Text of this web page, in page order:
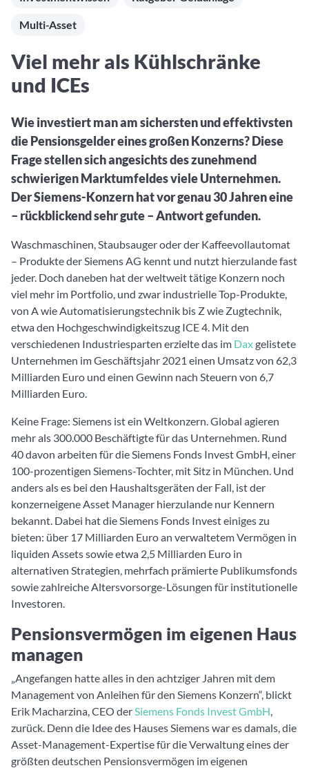
Fondswissen
investieren Sie richtig
Aktuelle Rankings und Beiträge zu den besten Fonds aus
Fondsvergleich
Übersichtlich bis zu 10 Fonds aus über 35.000
Hier sind Ihre gemerkten Produkte und aktiven
Preis-/Performance-Alarme
3. Investieren
Portfolios
Eigene Portfolios und jene, denen Sie folgen
Finanzdienstleister
Informationen und Beiträge unserer Partner-
Community-Partner
Informationen und Beiträge unserer Community-
Webinar verpasst? Hier gibt es Aufnahmen unserer
Online-Veranstaltungen.
Multi-Asset
Viel mehr als Kühlschränke
und ICEs
Wie investiert man am sichersten und effektivsten
die Pensionsgelder eines großen Konzerns? Diese
Frage stellen sich angesichts des zunehmend
schwierigen Marktumfeldes viele Unternehmen.
Der Siemens-Konzern hat vor genau 30 Jahren eine
– rückblickend sehr gute – Antwort gefunden.
Waschmaschinen, Staubsauger oder der Kaffeevollautomat
– Produkte der Siemens AG kennt und nutzt hierzulande fast
jeder. Doch daneben hat der weltweit tätige Konzern noch
viel mehr im Portfolio, und zwar industrielle Top-Produkte,
von A wie Automatisierungstechnik bis Z wie Zugtechnik,
etwa den Hochgeschwindigkeitszug ICE 4. Mit den
verschiedenen Industriesparten erzielte das im Daxgelistete
Unternehmen im Geschäftsjahr 2021 einen Umsatz von 62,3
Milliarden Euro und einen Gewinn nach Steuern von 6,7
Milliarden Euro.
Keine Frage: Siemens ist ein Weltkonzern. Global agieren
mehr als 300.000 Beschäftigte für das Unternehmen. Rund
40 davon arbeiten für die Siemens Fonds Invest GmbH, einer
100-prozentigen Siemens-Tochter, mit Sitz in München. Und
anders als es bei den Haushaltsgeräten der Fall, ist der
konzerneigene Asset Manager hierzulande nur Kennern
bekannt. Dabei hat die Siemens Fonds Invest einiges zu
bieten: über 17 Milliarden Euro an verwaltetem Vermögen in
liquiden Assets sowie etwa 2,5 Milliarden Euro in
alternativen Strategien, mehrfach prämierte Publikumsfonds
sowie zahlreiche Altersvorsorge-Lösungen für institutionelle
Investoren.
Pensionsvermögen im eigenen Haus
managen
„Angefangen hatte alles in den achtziger Jahren mit dem
Management von Anleihen für den Siemens Konzern“, blickt
Erik Macharzina, CEO derSiemens Fonds Invest GmbH,
zurück. Denn die Idee des Hauses Siemens war es damals, die
Asset-Management-Expertise für die Verwaltung eines der
größten deutschen Pensionsvermögen im eigenen